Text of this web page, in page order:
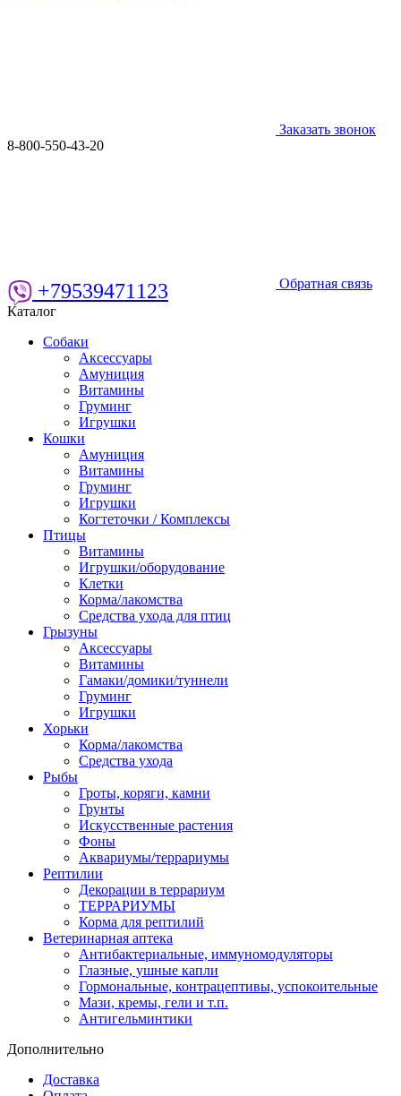
Заказать звонок
8-800-550-43-20
Обратная связь
+79539471123
Каталог
Собаки
Аксессуары
Амуниция
Витамины
Груминг
Игрушки
Кошки
Амуниция
Витамины
Груминг
Игрушки
Когтеточки / Комплексы
Птицы
Витамины
Игрушки/оборудование
Клетки
Корма/лакомства
Средства ухода для птиц
Грызуны
Аксессуары
Витамины
Гамаки/домики/туннели
Груминг
Игрушки
Хорьки
Корма/лакомства
Средства ухода
Рыбы
Гроты, коряги, камни
Грунты
Искусственные растения
Фоны
Аквариумы/террариумы
Рептилии
Декорации в террариум
ТЕРРАРИУМЫ
Корма для рептилий
Ветеринарная аптека
Антибактериальные, иммуномодуляторы
Глазные, ушные капли
Гормональные, контрацептивы, успокоительные
Мази, кремы, гели и т.п.
Антигельминтики
Дополнительно
Доставка